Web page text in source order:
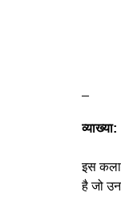
व्याख्या:
इस
है जो